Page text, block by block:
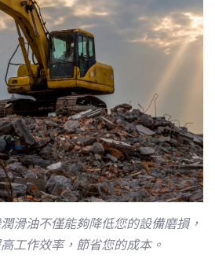
滑油不僅能夠降低您的設備磨損，
工作效率，節省您的成本。